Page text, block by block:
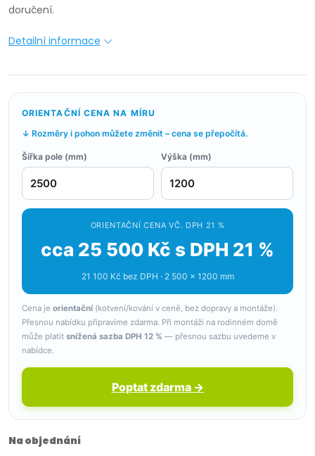
doručení.
Detailní informace
ORIENTAČNÍ CENA NA MÍRU
↓ Rozměry i pohon můžete změnit – cena se přepočítá.
Šířka pole (mm) Výška (mm)
ORIENTAČNÍ CENA VČ. DPH 21 %
cca 25 500 Kč s DPH 21 %
21 100 Kč bez DPH · 2 500 × 1200 mm
Cena je orientační (kotvení/kování v ceně, bez dopravy a montáže).
Přesnou nabídku připravíme zdarma. Při montáži na rodinném domě
může platit snížená sazba DPH 12 % — přesnou sazbu uvedeme v
nabídce.
Poptat zdarma →
Na objednání